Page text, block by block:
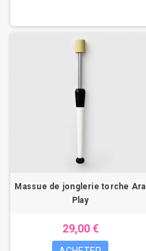
Massue de jonglerie torche Ara
Play
29,00 €